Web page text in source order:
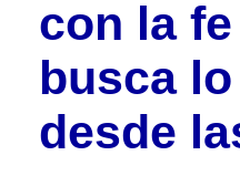
con la
busca
desde